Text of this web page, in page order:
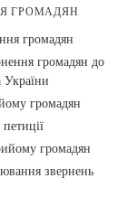
ГРОМАДЯН
громадян
громадян до
України
громадян
громадян
звернень